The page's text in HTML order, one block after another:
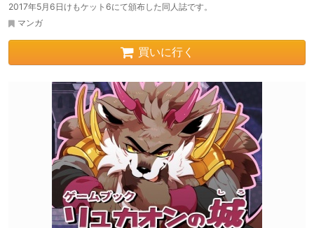
2017年5月6日けもケット6にて頒布した同人誌です。
マンガ
買いに行く